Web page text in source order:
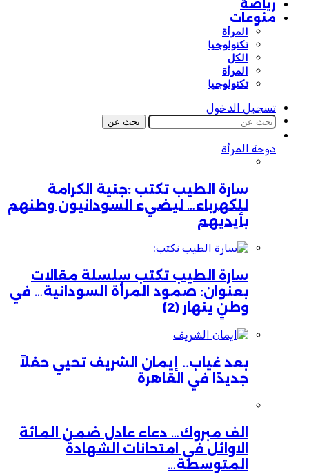
رياضة
منوعات
المرأة
تكنولوجيا
الكل
المرأة
تكنولوجيا
تسجيل الدخول
بحث عن
دوحة المرأة
سارة الطيب تكتب :جنية الكرامة
للكهرباء… ليضيء السودانيون وطنهم
بأيديهم
سارة الطيب تكتب سلسلة مقالات
بعنوان: صمود المرأة السودانية… في
وطنٍ ينهار (2)
بعد غياب.. إيمان الشريف تحيي حفلاً
جديدًا في القاهرة
الف مبروك… دعاء عادل ضمن المائة
الاوائل في امتحانات الشهادة
المتوسطة…